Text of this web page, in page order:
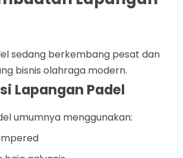
sedang berkembang pesat dan
bisnis olahraga modern.
Lapangan Padel
umumnya menggunakan: